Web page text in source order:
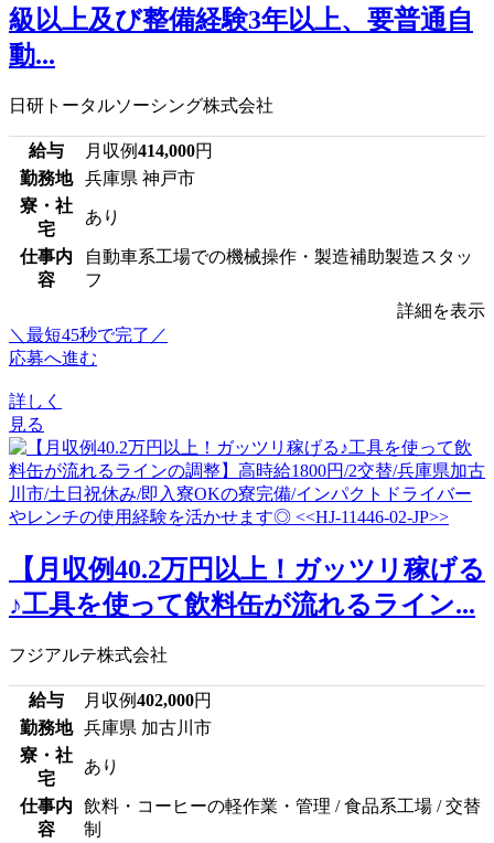
級以上及び整備経験3年以上、要普通自
動...
日研トータルソーシング株式会社
給与 月収例414,000円
勤務地
兵庫県 神戸市
寮・社
宅
あり
仕事内
容
自動車系工場での機械操作・製造補助製造スタッ
フ
詳細を表示
＼最短45秒で完了／
応募へ進む
詳しく
見る
【月収例40.2万円以上！ガッツリ稼げる
♪工具を使って飲料缶が流れるライン...
フジアルテ株式会社
給与 月収例402,000円
勤務地
兵庫県 加古川市
寮・社
宅
あり
仕事内
容
飲料・コーヒーの軽作業・管理 / 食品系工場 / 交替
制